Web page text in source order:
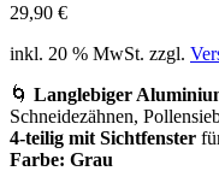
29,90 €
inkl. 20 % MwSt. zzgl.
🌀 Langlebiger
Schneidezähnen,
4-teilig mit Sichtfenster
Farbe: Grau